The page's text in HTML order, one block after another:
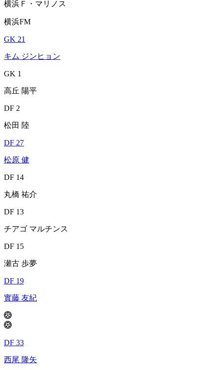
横浜Ｆ・マリノス
横浜FM
GK 21
キム ジンヒョン
GK 1
高丘 陽平
DF 2
松田 陸
DF 27
松原 健
DF 14
丸橋 祐介
DF 13
チアゴ マルチンス
DF 15
瀬古 歩夢
DF 19
實藤 友紀
DF 33
西尾 隆矢